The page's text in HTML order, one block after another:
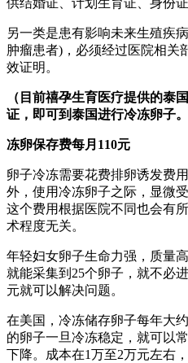
供结婚证、计划生育证、身份
另一类是患有影响未来生殖疾
肿瘤患者)，必须经过医院相关
效证明。
（目前禧孕生育医疗提供的泰
证，即可到泰国进行冷冻卵子。
冻卵保存费每月110元
卵子冷冻需要花费排卵诱发费
外，使用冷冻卵子之际，显微
这个费用根据医院不同也会有
术程度无关。
年轻妇女卵子生命力强，质量
就能采集到25个卵子，就不必
元就可以解决问题。
在美国，冷冻储存卵子每年大
的卵子一旦冷冻稳定，就可以
下降。成本在1万至2万元左右